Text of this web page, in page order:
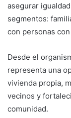
asegurar
segmentos:
con personas
Desde el
representa una
vivienda propia,
vecinos y
comunidad.